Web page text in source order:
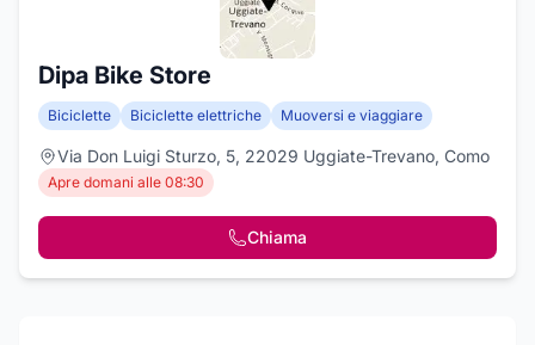
Dipa Bike Store
Biciclette Biciclette elettriche Muoversi e viaggiare
Via Don Luigi Sturzo, 5, 22029 Uggiate-Trevano, Como
Apre domani alle 08:30
Chiama